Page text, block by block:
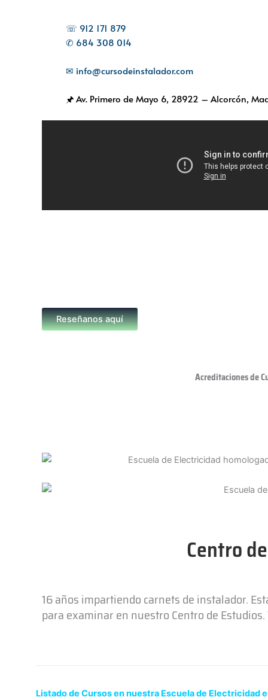
☏ 912 171 879
✆ 684 308 014
✉ info@cursodeinstalador.com
🖈 Av. Primero de Mayo 6, 28922 – Alcorcón,
Reseñanos aquí
Acreditaciones de
Centro
16 años impartiendo carnets de instalador.
para examinar en nuestro Centro de Estudios.
Listado de Cursos en nuestra Escuela de Electricidad